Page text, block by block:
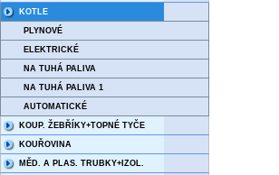
KOTLE
PLYNOVÉ
ELEKTRICKÉ
NA TUHÁ PALIVA
NA TUHÁ PALIVA 1
AUTOMATICKÉ
KOUP. ŽEBŘÍKY+TOPNÉ TYČE
KOUŘOVINA
MĚD. A PLAS. TRUBKY+IZOL.